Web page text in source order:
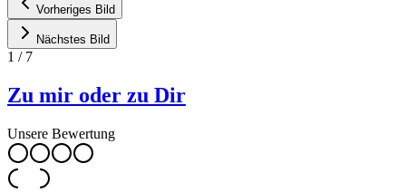
Vorheriges Bild
Nächstes Bild
1 / 7
Zu mir oder zu Dir
Unsere Bewertung